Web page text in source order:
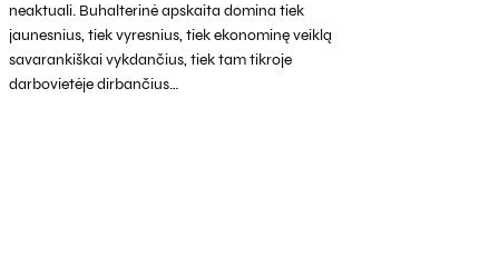
neaktuali. Buhalterinė apskaita domina tiek
jaunesnius, tiek vyresnius, tiek ekonominę veiklą
savarankiškai vykdančius, tiek tam tikroje
darbovietėje dirbančius…